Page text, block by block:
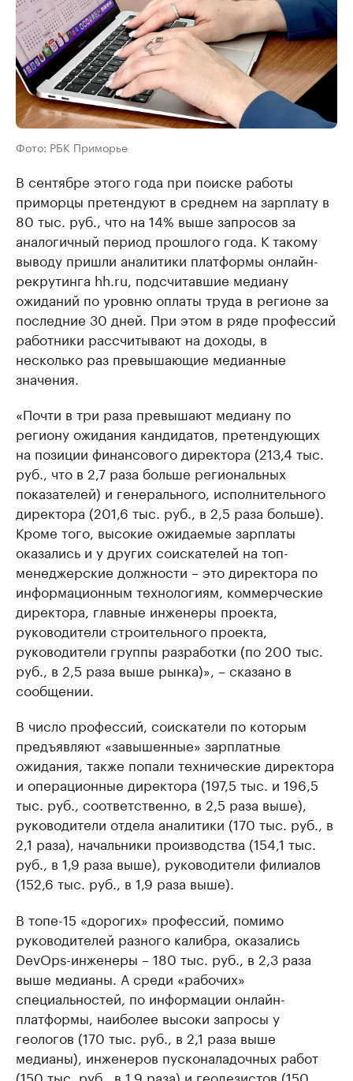
Фото: РБК Приморье
В сентябре этого года при поиске работы
приморцы претендуют в среднем на зарплату в
80 тыс. руб., что на 14% выше запросов за
аналогичный период прошлого года. К такому
выводу пришли аналитики платформы онлайн-
рекрутинга hh.ru, подсчитавшие медиану
ожиданий по уровню оплаты труда в регионе за
последние 30 дней. При этом в ряде профессий
работники рассчитывают на доходы, в
несколько раз превышающие медианные
значения.
«Почти в три раза превышают медиану по
региону ожидания кандидатов, претендующих
на позиции финансового директора (213,4 тыс.
руб., что в 2,7 раза больше региональных
показателей) и генерального, исполнительного
директора (201,6 тыс. руб., в 2,5 раза больше).
Кроме того, высокие ожидаемые зарплаты
оказались и у других соискателей на топ-
менеджерские должности – это директора по
информационным технологиям, коммерческие
директора, главные инженеры проекта,
руководители строительного проекта,
руководители группы разработки (по 200 тыс.
руб., в 2,5 раза выше рынка)», – сказано в
сообщении.
В число профессий, соискатели по которым
предъявляют «завышенные» зарплатные
ожидания, также попали технические директора
и операционные директора (197,5 тыс. и 196,5
тыс. руб., соответственно, в 2,5 раза выше),
руководители отдела аналитики (170 тыс. руб., в
2,1 раза), начальники производства (154,1 тыс.
руб., в 1,9 раза выше), руководители филиалов
(152,6 тыс. руб., в 1,9 раза выше).
В топе-15 «дорогих» профессий, помимо
руководителей разного калибра, оказались
DevOps-инженеры – 180 тыс. руб., в 2,3 раза
выше медианы. А среди «рабочих»
специальностей, по информации онлайн-
платформы, наиболее высоки запросы у
геологов (170 тыс. руб., в 2,1 раза выше
медианы), инженеров пусконаладочных работ
(150 тыс. руб., в 1,9 раза) и геодезистов (150